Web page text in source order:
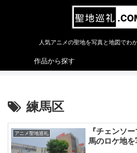
人気アニメの聖地を写真と地図でわ
作品から探す
練馬区
アニメ聖地巡礼
『チェンソ
馬のロケ地